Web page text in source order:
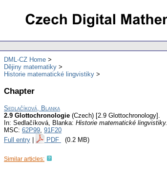
DML-CZ Home
Dějiny matematiky
Historie matematické lingvistiky
Chapter
Sedlačíková, Blanka
2.9 Glottochronologie (Czech) [2.9 Glottochronology].
In: Sedlačíková, Blanka: Historie matematické lingvistiky.
MSC: 62P99, 91F20
Full entry
PDF (0.2 MB)
Similar articles: